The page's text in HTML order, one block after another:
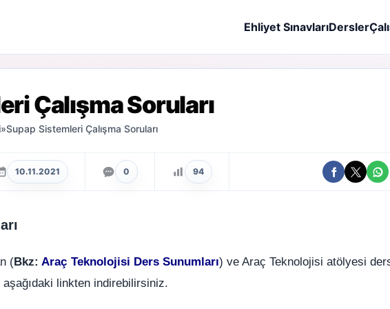
Ehliyet SınavlarıDersler
Çalışma Soruları
»Supap Sistemleri Çalışma Soruları
10.11.2021 0 94
(Bkz: Araç Teknolojisi Ders Sunumları) ve Araç Teknolojisi atölyesi
aşağıdaki linkten indirebilirsiniz.